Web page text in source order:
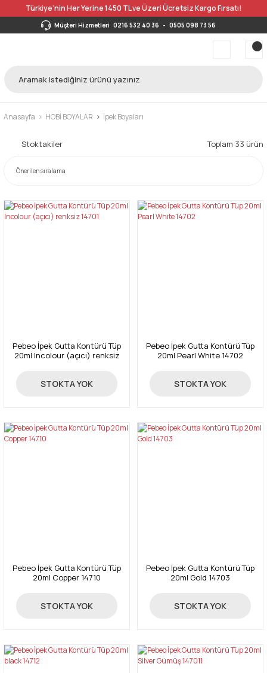
Türkiye’nin Her Yerine 1450 TL ve Üzeri Ücretsiz Kargo Fırsatı!
Müşteri Hizmetleri 0216 532 40 36 - 0505 098 73 56
Anasayfa HOBİ BOYALAR İpek Boyaları
Stoktakiler Toplam 33 ürün
Pebeo İpek Gutta Kontürü Tüp
20ml Incolour (açıcı) renksiz
67,00 TL
STOKTA YOK
Pebeo İpek Gutta Kontürü Tüp
20ml Pearl White 14702
67,00 TL
STOKTA YOK
Pebeo İpek Gutta Kontürü Tüp
20ml Copper 14710
58,50 TL
STOKTA YOK
Pebeo İpek Gutta Kontürü Tüp
20ml Gold 14703
67,00 TL
STOKTA YOK